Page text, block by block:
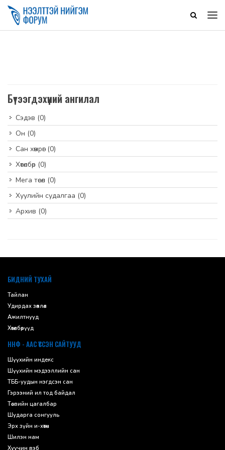
Бүтээгдэхүүний ангилал
Сэдэв (0)
Он (0)
Сан хөмрөг(0)
Хөтөлбөр (0)
Мега төсөл (0)
Хуулийн судалгаа (0)
Архив (0)
БИДНИЙ ТУХАЙ
Тайлан
Удирдах зөвлөл
Ажилтнууд
Хөтөлбөрүүд
ННФ - ААС ҮҮССЭН САЙТУУД
Шүүхийн индекс
Шүүхийн мэдээллийн сан
ТББ-уудын нэгдсэн сан
Гэрээний ил тод байдал
Төсвийн цагалбар
Шударга сонгууль
Эрх зүйн и-хөтөч
Шилэн нам
Хуучин вэб